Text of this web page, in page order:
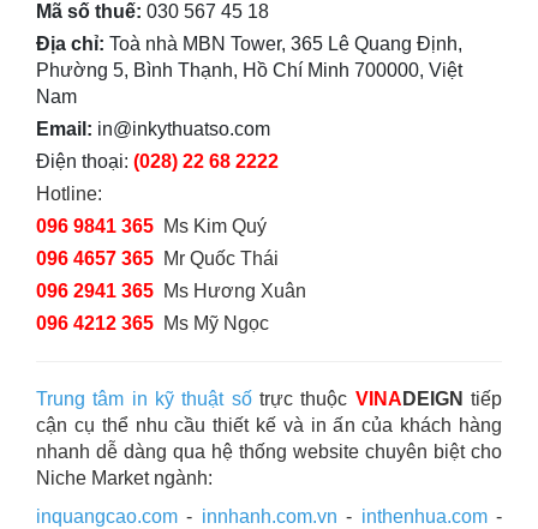
Mã số thuế: 030 567 45 18
Địa chỉ: Toà nhà MBN Tower, 365 Lê Quang Định,
Phường 5, Bình Thạnh, Hồ Chí Minh 700000, Việt
Nam
Email: in@inkythuatso.com
Điện thoại: (028) 22 68 2222
Hotline:
096 9841 365 Ms Kim Quý
096 4657 365 Mr Quốc Thái
096 2941 365 Ms Hương Xuân
096 4212 365 Ms Mỹ Ngọc
Trung tâm in kỹ thuật sốtrực thuộc VINA DEIGN tiếp
cận cụ thể nhu cầu thiết kế và in ấn của khách hàng
nhanh dễ dàng qua hệ thống website chuyên biệt cho
Niche Market ngành:
inquangcao.com - innhanh.com.vn - inthenhua.com-